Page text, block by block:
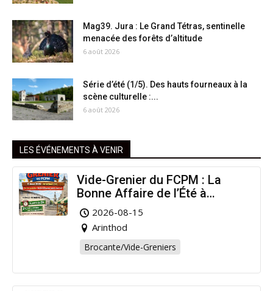
Mag39. Jura : Le Grand Tétras, sentinelle
menacée des forêts d’altitude
6 août 2026
Série d’été (1/5). Des hauts fourneaux à la
scène culturelle :...
6 août 2026
LES ÉVÉNEMENTS À VENIR
Vide-Grenier du FCPM : La
Bonne Affaire de l’Été à
Arinthod !
2026-08-15
Arinthod
Brocante/Vide-Greniers